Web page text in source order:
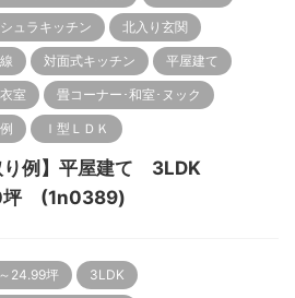
ュラキッチン 北入り玄関
対面式キッチン 平屋建て
室 畳コーナー･和室･ヌック
Ｉ型ＬＤＫ
り例】平屋建て 3LDK
坪 (1n0389)
24.99坪 3LDK